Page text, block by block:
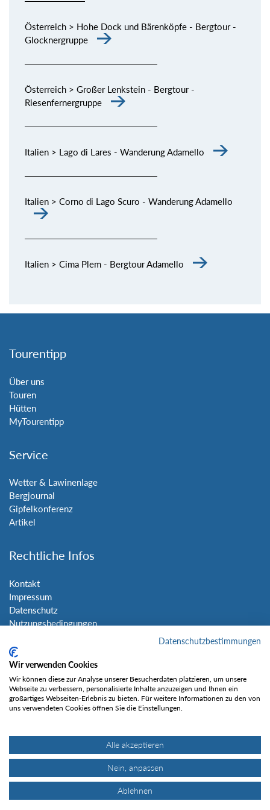
Österreich > Hohe Dock und Bärenköpfe - Bergtour -
Glocknergruppe
Österreich > Großer Lenkstein - Bergtour -
Riesenfernergruppe
Italien > Lago di Lares - Wanderung Adamello
Italien > Corno di Lago Scuro - Wanderung Adamello
Italien > Cima Plem - Bergtour Adamello
Tourentipp
Über uns
Touren
Hütten
MyTourentipp
Service
Wetter & Lawinenlage
Bergjournal
Gipfelkonferenz
Artikel
Rechtliche Infos
Kontakt
Impressum
Datenschutz
Nutzungsbedingungen
Social Media
Gefällt mir
Datenschutzbestimmungen
Wir verwenden Cookies
Wir können diese zur Analyse unserer Besucherdaten platzieren, um unsere
Webseite zu verbessern, personalisierte Inhalte anzuzeigen und Ihnen ein
großartiges Webseiten-Erlebnis zu bieten. Für weitere Informationen zu den von
uns verwendeten Cookies öffnen Sie die Einstellungen.
Alle akzeptieren
Nein, anpassen
Ablehnen